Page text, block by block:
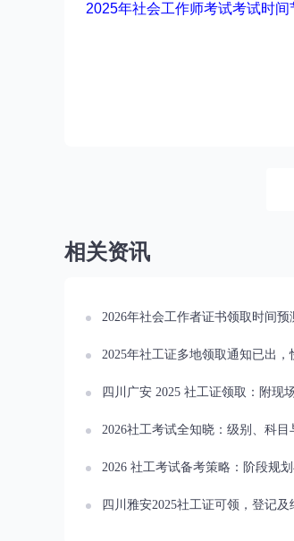
2025年社会工作师考试考试时间
相关资讯
2026年社会工作者证书领取时间预测及流程指
2025年社工证多地领取通知已出，快来看你那里怎么领
四川广安 2025 社工证领取：附现场与邮寄流
2026社工考试全知晓：级别、科目与题型详
2026 社工考试备考策略：阶段规划与常见误
四川雅安2025社工证可领，登记及继续教育有要